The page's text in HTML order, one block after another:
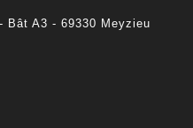
Bât A3 - 69330 Meyzieu